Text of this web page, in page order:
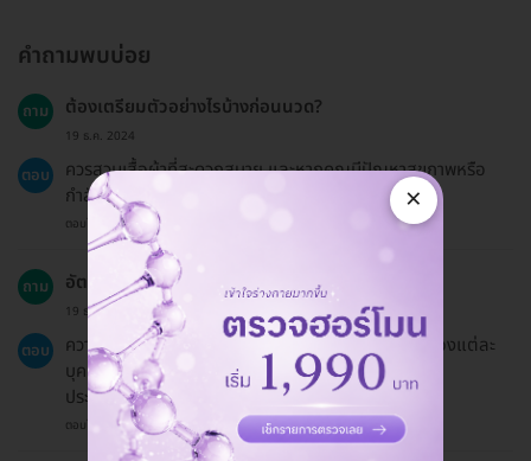
คำถามพบบ่อย
ถาม ต้องเตรียมตัวอย่างไรบ้างก่อนนวด?
19 ธ.ค. 2024
ตอบ
ควรสวมเสื้อผ้าที่สะดวกสบาย และหากคุณมีปัญหาสุขภาพหรือ
กำลังใช้ยา ควรปรึกษาแพทย์ก่อนเข้ารับบริการ
ตอบโดยทีมงาน HD
ถาม อัตราความสำเร็จของการนวดแก้ขาโก่งอยู่ที่เท่าไร?
19 ธ.ค. 2024
ตอบ
ความสำเร็จขึ้นอยู่กับสภาพร่างกายและการตอบสนองของแต่ละ
บุคคล โดยปกติการนวดสามารถช่วยลดอาการได้อย่างมี
ประสิทธิภาพ
ตอบโดยทีมงาน HD
×